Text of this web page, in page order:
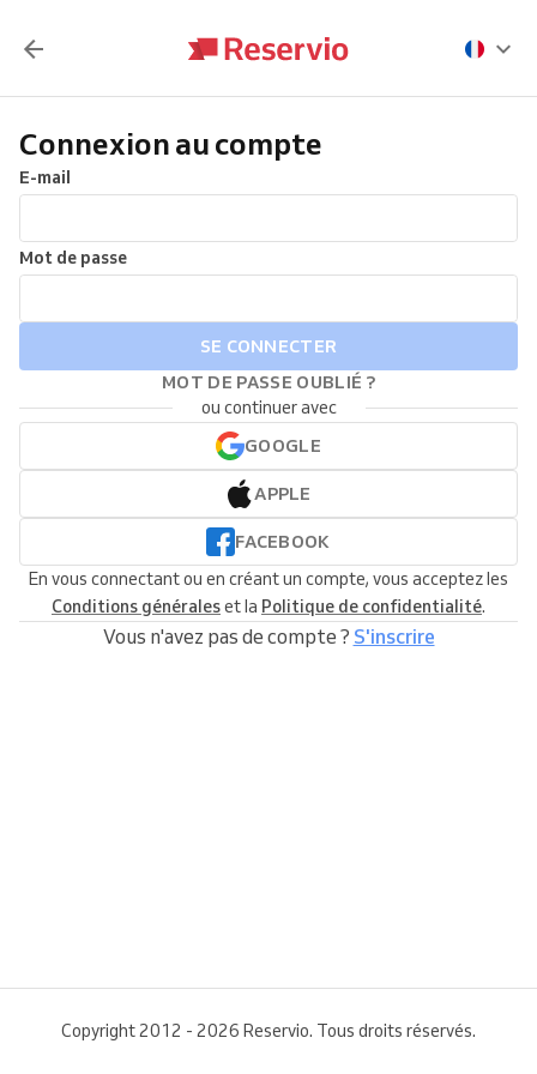
Connexion au compte
E-mail
Mot de passe
SE CONNECTER
MOT DE PASSE OUBLIÉ ?
ou continuer avec
GOOGLE
APPLE
FACEBOOK
En vous connectant ou en créant un compte, vous acceptez les
Conditions généraleset la Politique de confidentialité.
Vous n'avez pas de compte ? S'inscrire
Copyright 2012 - 2026 Reservio. Tous droits réservés.